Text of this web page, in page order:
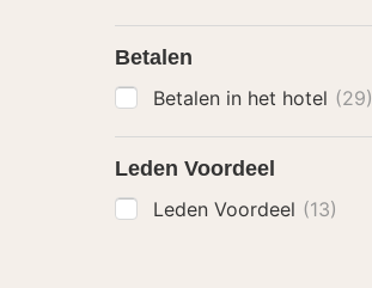
Betalen
Betalen in het hotel (29)
Leden Voordeel
Leden Voordeel (13)